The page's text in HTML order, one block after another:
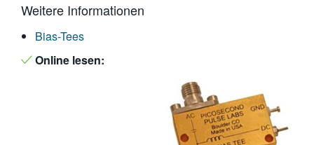
Weitere Informationen
Bias-Tees
Online lesen: